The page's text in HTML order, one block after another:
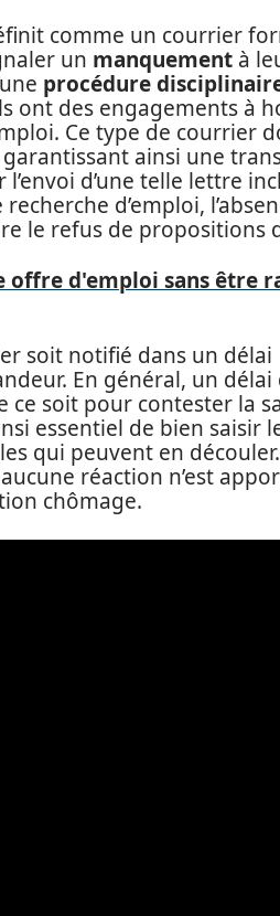
comme un courrier
un manquement à
procédure
ont des engagements à
Ce type de courrier
ainsi une
d’une telle lettre
d’emploi,
le refus de propositions
offre d'emploi sans être
soit notifié dans un délai
En général, un délai
ce soit pour contester la
essentiel de bien saisir
qui peuvent en
réaction n’est
chômage.